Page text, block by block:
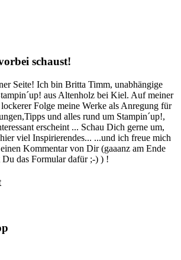
schaust!
Seite! Ich bin Britta Timm, unabhängige
aus Altenholz bei Kiel. Auf meiner
Folge meine Werke als Anregung für
und alles rund um Stampin´up!,
erscheint ... Schau Dich gerne um,
viel Inspirierendes... ...und ich freue mich
Kommentar von Dir (gaaanz am Ende
Du das Formular dafür ;-) ) !